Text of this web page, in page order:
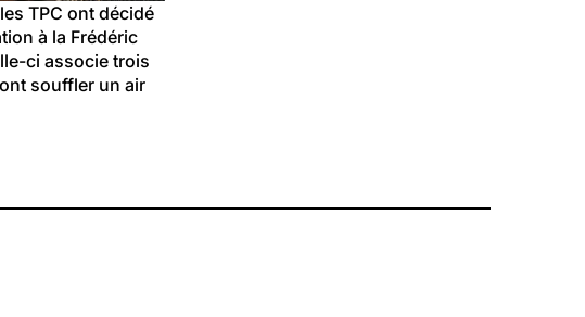
TPC ont décidé
à la Frédéric
ci associe trois
souffler un air